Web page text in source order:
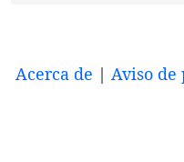
Acerca de | Aviso